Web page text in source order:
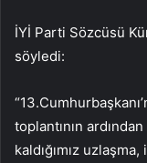
İYİ Parti Sözcüsü
söyledi:
toplantının
kaldığımız